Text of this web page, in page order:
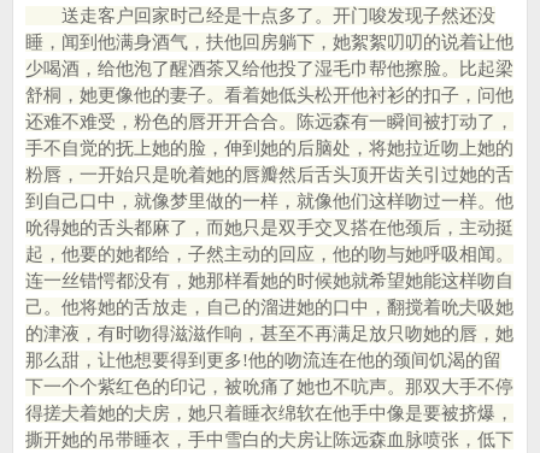
送走客户回家时己经是十点多了。开门唆发现子然还没
睡，闻到他满身酒气，扶他回房躺下，她絮絮叨叨的说着让他
少喝酒，给他泡了醒酒茶又给他投了湿毛巾帮他擦脸。比起梁
舒桐，她更像他的妻子。看着她低头松开他衬衫的扣子，问他
还难不难受，粉色的唇开开合合。陈远森有一瞬间被打动了，
手不自觉的抚上她的脸，伸到她的后脑处，将她拉近吻上她的
粉唇，一开始只是吮着她的唇瓣然后舌头顶开齿关引过她的舌
到自己口中，就像梦里做的一样，就像他们这样吻过一样。他
吮得她的舌头都麻了，而她只是双手交叉搭在他颈后，主动挺
起，他要的她都给，子然主动的回应，他的吻与她呼吸相闻。
连一丝错愕都没有，她那样看她的时候她就希望她能这样吻自
己。他将她的舌放走，自己的溜进她的口中，翻搅着吮仧吸她
的津液，有时吻得滋滋作响，甚至不再满足放只吻她的唇，她
那么甜，让他想要得到更多!他的吻流连在他的颈间饥渴的留
下一个个紫红色的印记，被吮痛了她也不吭声。那双大手不停
得搓仧着她的仧房，她只着睡衣绵软在他手中像是要被挤爆，
撕开她的吊带睡衣，手中雪白的仧房让陈远森血脉喷张，低下